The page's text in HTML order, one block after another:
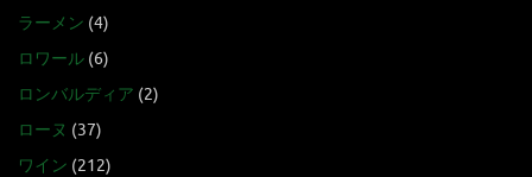
ラーメン (4)
ロワール (6)
ロンバルディア (2)
ローヌ (37)
ワイン (212)